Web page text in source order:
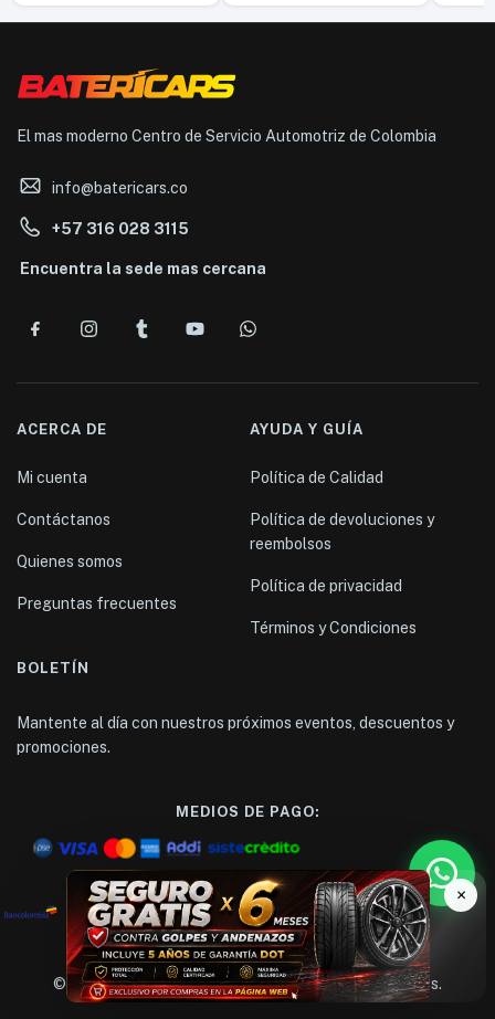
El mas moderno Centro de Servicio Automotriz de Colombia
info@batericars.co
+57 316 028 3115
Encuentra la sede mas cercana
ACERCA DE
Mi cuenta
Contáctanos
Quienes somos
Preguntas frecuentes
AYUDA Y GUÍA
Política de Calidad
Política de devoluciones y
reembolsos
Política de privacidad
Términos y Condiciones
BOLETÍN
Mantente al día con nuestros próximos eventos, descuentos y
promociones.
© 1984BATERICARS. Todos los derechos reservados.
MEDIOS DE PAGO:
TRANSFERENCIA BANCARIA:
LLANTA WANDA 185/60 R14 82H C187
$ 174.000
×
SEGURO GRATIS
6 meses de proteccióncontra golpes y andenazos - Incluye 5